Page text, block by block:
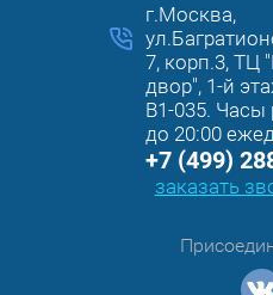
г.Москва,
7, корп.3, ТЦ
двор", 1-й
B1-035. Часы
до 20:00
+7 (499)
заказать